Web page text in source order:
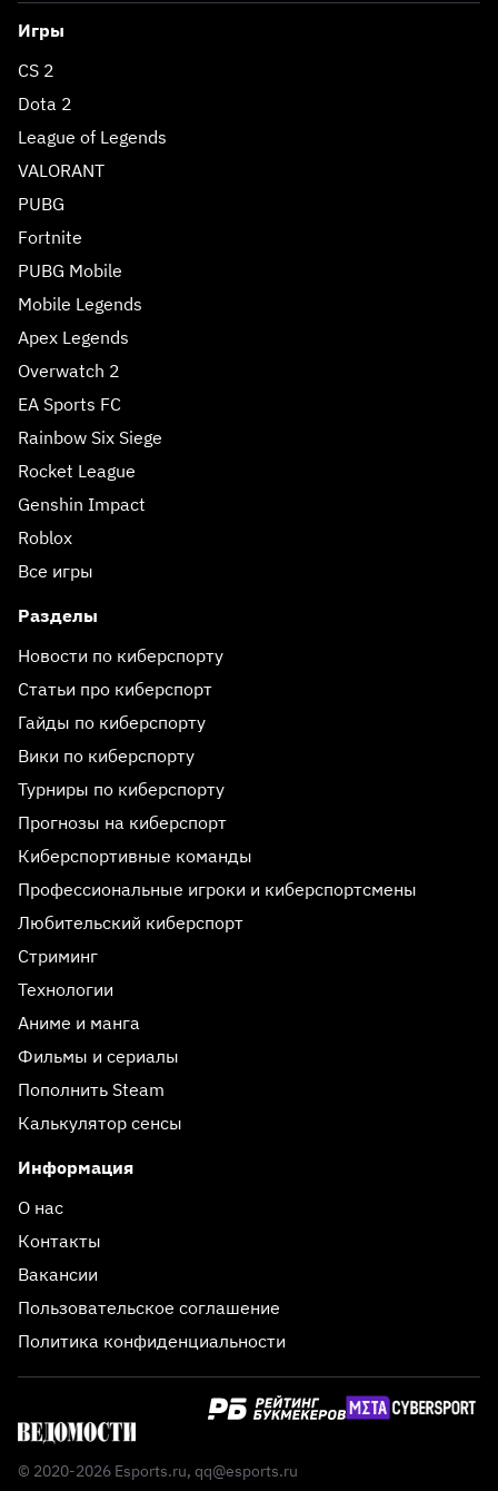
Игры
CS 2
Dota 2
League of Legends
VALORANT
PUBG
Fortnite
PUBG Mobile
Mobile Legends
Apex Legends
Overwatch 2
EA Sports FC
Rainbow Six Siege
Rocket League
Genshin Impact
Roblox
Все игры
Разделы
Новости по киберспорту
Статьи про киберспорт
Гайды по киберспорту
Вики по киберспорту
Турниры по киберспорту
Прогнозы на киберспорт
Киберспортивные команды
Профессиональные игроки и киберспортсмены
Любительский киберспорт
Стриминг
Технологии
Аниме и манга
Фильмы и сериалы
Пополнить Steam
Калькулятор сенсы
Информация
О нас
Контакты
Вакансии
Пользовательское соглашение
Политика конфиденциальности
© 2020-2026 Esports.ru, qq@esports.ru